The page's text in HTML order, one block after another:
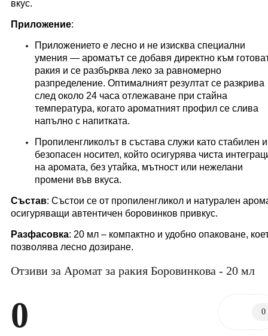
вкус.
Приложение:
Приложението е лесно и не изисква специални
умения — ароматът се добавя директно към
ракия и се разбърква леко за равномерно
разпределение. Оптималният резултат се разкрива
след около 24 часа отлежаване при стайна
температура, когато ароматният профил се слива
напълно с напитката.
Пропиленгликолът в състава служи като стабилен и
безопасен носител, който осигурява чиста
на аромата, без утайка, мътност или нежелани
промени във вкуса.
Състав: Състои се от пропиленгликол и натурален
осигуряващи автентичен боровинков привкус.
Разфасовка: 20 мл – компактно и удобно опаковане,
позволява лесно дозиране.
Отзиви за Аромат за ракия Боровинкова - 20 мл
0 0